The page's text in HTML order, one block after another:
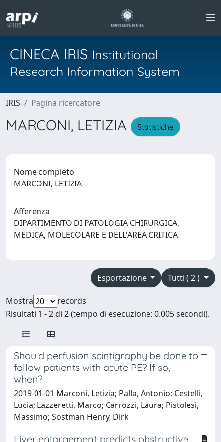
CINECA IRIS Institutional
Research Information System
IRIS Pagina ricercatore
MARCONI, LETIZIA Statistiche
Nome completo
MARCONI, LETIZIA
Afferenza
DIPARTIMENTO DI PATOLOGIA CHIRURGICA,
MEDICA, MOLECOLARE E DELL'AREA CRITICA
Tutti ( 2 )
Esportazione
Mostra
records
Risultati 1 - 2 di 2 (tempo di esecuzione: 0.005 secondi).
Should perfusion scintigraphy be done to
follow patients with acute PE? If so,
when?
2019-01-01 Marconi, Letizia; Palla, Antonio; Cestelli,
Lucia; Lazzeretti, Marco; Carrozzi, Laura; Pistolesi,
Massimo; Sostman Henry, Dirk
Liver enlargement predicts obstructive